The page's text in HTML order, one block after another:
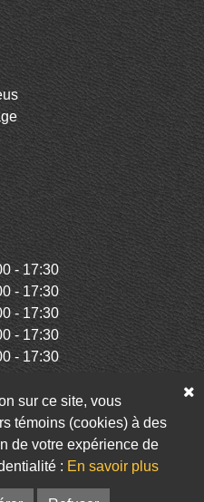
- 17:30
- 17:30
- 17:30
- 17:30
- 17:30
Infolettre
sur ce site, vous
témoins (cookies) à des
de votre expérience de
: En savoir plus